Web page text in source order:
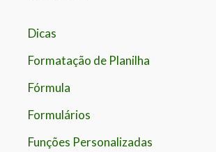
Dicas
Formatação de Planilha
Fórmula
Formulários
Funções Personalizadas